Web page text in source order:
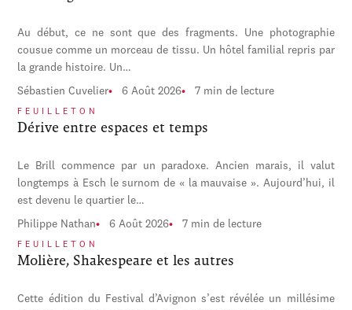
Au début, ce ne sont que des fragments. Une photographie
cousue comme un morceau de tissu. Un hôtel familial repris par
la grande histoire. Un…
Sébastien Cuvelier 6 Août 2026 7 min de lecture
FEUILLETON
Dérive entre espaces et temps
Le Brill commence par un paradoxe. Ancien marais, il valut
longtemps à Esch le surnom de « la mauvaise ». Aujourd’hui, il
est devenu le quartier le…
Philippe Nathan 6 Août 2026 7 min de lecture
FEUILLETON
Molière, Shakespeare et les autres
Cette édition du Festival d’Avignon s’est révélée un millésime